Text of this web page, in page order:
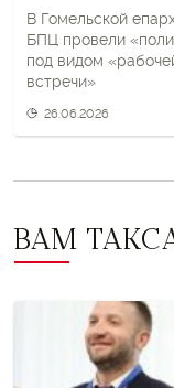
В Гомельской
БПЦ провели
под видом
встречи»
26.06.2026
ВАМ